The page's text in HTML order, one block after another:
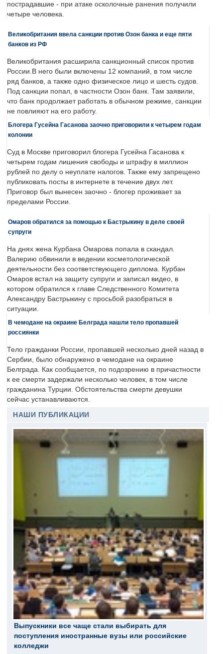
пострадавшие - при атаке осколочные ранения получили
четыре человека.
Великобритания ввела санкции против Озон банка и еще пяти
банков из РФ
Великобритания расширила санкционный список против
России.В него были включены 12 компаний, в том числе
ряд банков, а также одно физическое лицо и шесть судов.
Под санкции попал, в частности Озон банк. Там заявили,
что банк продолжает работать в обычном режиме, санкции
не повлияют на его работу.
Блогера Гусейна Гасанова заочно приговорили к четырем годам
колонии
Суд в Москве приговорил блогера Гусейна Гасанова к
четырем годам лишения свободы и штрафу в миллион
рублей по делу о неуплате налогов. Также ему запрещено
публиковать посты в интернете в течение двух лет.
Приговор был вынесен заочно - блогер проживает за
пределами России.
Омаров обратился за помощью к Бастрыкину в деле своей
супруги
На днях жена Курбана Омарова попала в скандал.
Валерию обвинили в ведении косметологической
деятельности без соответствующего диплома. Курбан
Омаров встал на защиту супруги и записал видео, в
котором обратился к главе Следственного Комитета
Александру Бастрыкину с просьбой разобраться в
ситуации.
В чемодане на окраине Белграда нашли тело пропавшей
россиянки
Тело гражданки России, пропавшей несколько дней назад в
Сербии, было обнаружено в чемодане на окраине
Белграда. Как сообщается, по подозрению в причастности
к ее смерти задержали несколько человек, в том числе
гражданина Турции. Обстоятельства смерти девушки
сейчас устанавливаются.
НАШИ ПУБЛИКАЦИИ
Выпускники все чаще стали выбирать для
поступления иностранные вузы или российские
колледжи